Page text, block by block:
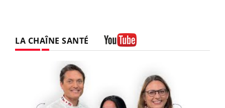
LA CHAÎNE SANTÉ